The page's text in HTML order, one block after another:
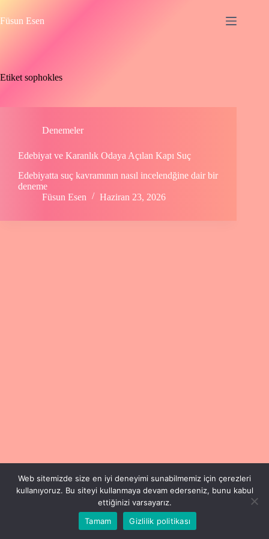
to
content
Füsun Esen
Etiket sophokles
Denemeler
Edebiyat ve Karanlık Odaya Açılan Kapı Suç
Edebiyatta suç kavramının nasıl incelendğine dair bir
deneme
Füsun Esen
Haziran 23, 2026
Copyright © 2024 Füsun Esen
Web sitemizde size en iyi deneyimi sunabilmemiz için çerezleri
kullanıyoruz. Bu siteyi kullanmaya devam ederseniz, bunu kabul
ettiğinizi varsayarız.
Tamam
Gizlilik politikası